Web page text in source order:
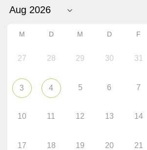
M D M D F
27 28 29 30 31
3 4 5 6 7
10 11 12 13 14
17 18 19 20 21